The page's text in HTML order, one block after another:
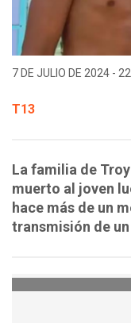
7 DE JULIO DE 2024 -
T13
La familia de
muerto al joven
hace más de un
transmisión de